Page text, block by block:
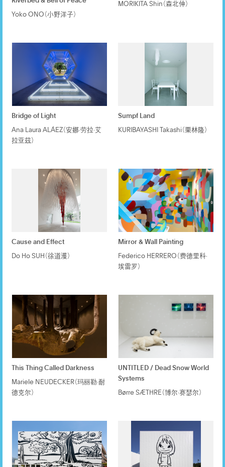
Yoko ONO（小野洋子）
MORIKITA Shin（森北伸）
Bridge of Light
Ana Laura ALÁEZ（安娜·劳拉·艾
拉亚兹）
Sumpf Land
KURIBAYASHI Takashi（栗林隆）
Cause and Effect
Do Ho SUH（徐道濩）
Mirror & Wall Painting
Federico HERRERO（费德里科·
埃雷罗）
This Thing Called Darkness
Mariele NEUDECKER（玛丽勒·耐
德克尔）
UNTITLED / Dead Snow World
Systems
Børre SÆTHRE（博尔·赛瑟尔）